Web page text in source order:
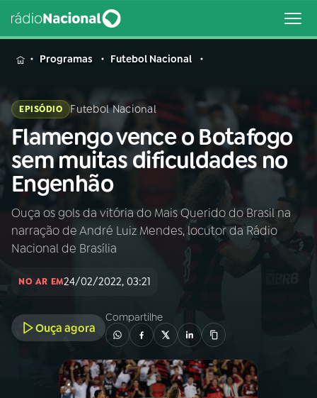
MENU
Buscar
na
Rádio
Nacional
Buscar
AO VIVO
Programas Futebol Nacional
EPISÓDIO Futebol Nacional
Flamengo vence o Botafogo
sem muitas dificuldades no
Engenhão
Ouça os gols da vitória do Mais Querido do Brasil na
narração de André Luiz Mendes, locutor da Rádio
Nacional de Brasília
NO AR EM24/02/2022, 03:21
Ouça agora
Compartilhe